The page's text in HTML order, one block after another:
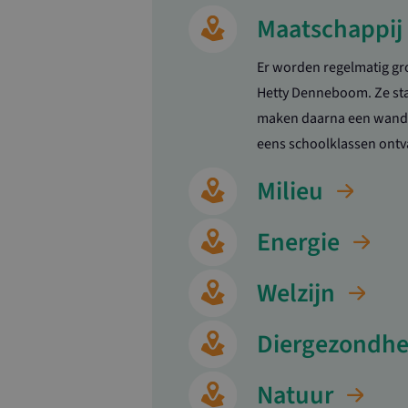
Maatschappij
Er worden regelmatig
Hetty Denneboom. Ze
maken daarna een
eens schoolklassen
Milieu
Energie
Welzijn
Natuur
loader
_ga
Naam
YSC